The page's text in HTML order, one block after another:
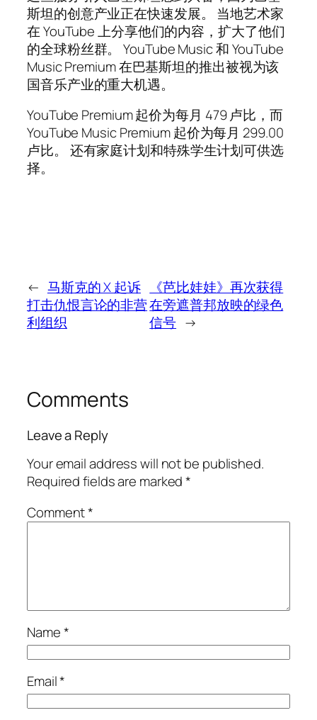
斯坦的创意产业正在快速发展。 当地艺术家
在 YouTube 上分享他们的内容，扩大了他们
的全球粉丝群。 YouTube Music 和 YouTube
Music Premium 在巴基斯坦的推出被视为该
国音乐产业的重大机遇。
YouTube Premium 起价为每月 479 卢比，而
YouTube Music Premium 起价为每月 299.00
卢比。 还有家庭计划和特殊学生计划可供选
择。
← 马斯克的 X 起诉
打击仇恨言论的非营
利组织
《芭比娃娃》再次获得
在旁遮普邦放映的绿色
信号 →
Comments
Leave a Reply
Your email address will not be published.
Required fields are marked*
Comment*
Name*
Email*